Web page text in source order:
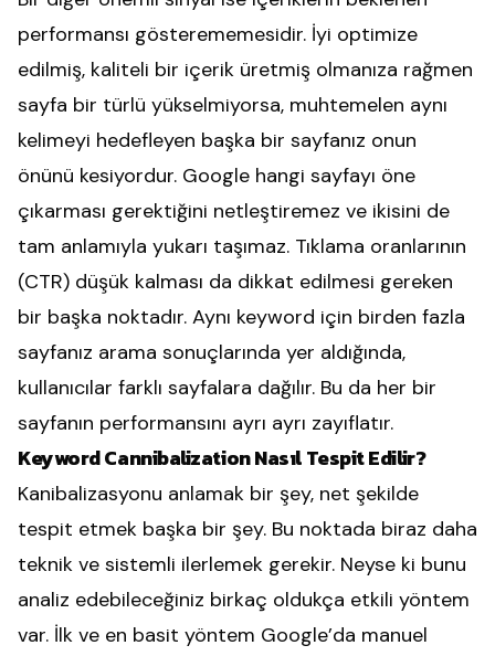
performansı gösterememesidir. İyi optimize
edilmiş, kaliteli bir içerik üretmiş olmanıza rağmen
sayfa bir türlü yükselmiyorsa, muhtemelen aynı
kelimeyi hedefleyen başka bir sayfanız onun
önünü kesiyordur. Google hangi sayfayı öne
çıkarması gerektiğini netleştiremez ve ikisini de
tam anlamıyla yukarı taşımaz. Tıklama oranlarının
(CTR) düşük kalması da dikkat edilmesi gereken
bir başka noktadır. Aynı keyword için birden fazla
sayfanız arama sonuçlarında yer aldığında,
kullanıcılar farklı sayfalara dağılır. Bu da her bir
sayfanın performansını ayrı ayrı zayıflatır.
Keyword Cannibalization Nasıl Tespit Edilir?
Kanibalizasyonu anlamak bir şey, net şekilde
tespit etmek başka bir şey. Bu noktada biraz daha
teknik ve sistemli ilerlemek gerekir. Neyse ki bunu
analiz edebileceğiniz birkaç oldukça etkili yöntem
var. İlk ve en basit yöntem Google’da manuel